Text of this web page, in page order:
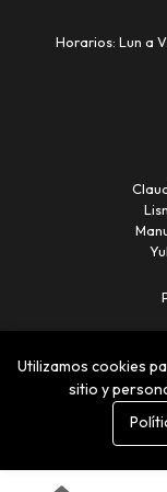
Horarios: Lun a
Romancia © 2026
Utilizamos cookies
sitio y